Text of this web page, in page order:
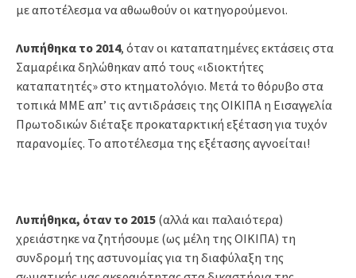
με αποτέλεσμα να αθωωθούν οι κατηγορούμενοι.
Λυπήθηκα το 2014, όταν οι καταπατημένες εκτάσεις στα
Σαμαρέικα δηλώθηκαν από τους «ιδιοκτήτες
καταπατητές» στο κτηματολόγιο. Μετά το θόρυβο στα
τοπικά ΜΜΕ απ’ τις αντιδράσεις της ΟΙΚΙΠΑ η Εισαγγελία
Πρωτοδικών διέταξε προκαταρκτική εξέταση για τυχόν
παρανομίες. Το αποτέλεσμα της εξέτασης αγνοείται!
Λυπήθηκα, όταν το 2015 (αλλά και παλαιότερα)
χρειάστηκε να ζητήσουμε (ως μέλη της ΟΙΚΙΠΑ) τη
συνδρομή της αστυνομίας για τη διαφύλαξη της